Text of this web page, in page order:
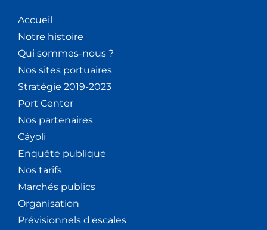
Accueil
Notre histoire
Qui sommes-nous ?
Nos sites portuaires
Stratégie 2019-2023
Port Center
Nos partenaires
Cáyoli
Enquête publique
Nos tarifs
Marchés publics
Organisation
Prévisionnels d'escales